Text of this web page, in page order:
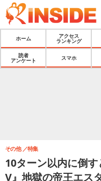
ホーム
アクセス
ランキング
読者
アンケート
スマホ
10ターン以内に倒
V』地獄の帝王エス
その他 特集